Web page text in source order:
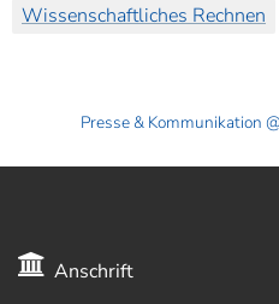
Wissenschaftliches Rechnen
Presse & Kommunikation
Anschrift